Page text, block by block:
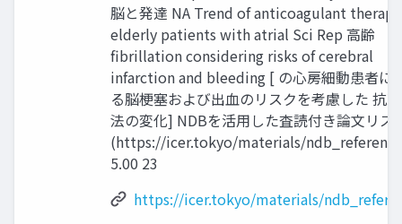
脳と発達 NA Trend of anticoagulant
elderly patients with atrial Sci Rep 高齢
fibrillation considering risks of cerebral
infarction and bleeding [ の心房細動患者に
る脳梗塞および出血のリスクを考慮した 抗
法の変化] NDBを活用した査読付き論文リス
(https://icer.tokyo/materials/
5.00 23
https://icer.tokyo/materials/